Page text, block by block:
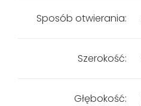
Sposób otwierania:
Szerokość:
Głębokość: